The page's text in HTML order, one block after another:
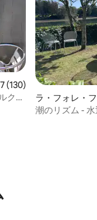
ー130件、5つ星中
(130)
クの
ラ・フォレ・
家
潮のリズム - 水